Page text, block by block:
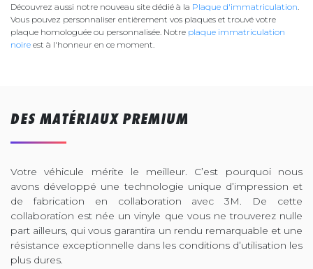
Découvrez aussi notre nouveau site dédié à la Plaque d'immatriculation.
Vous pouvez personnaliser entièrement vos plaques et trouvé votre
plaque homologuée ou personnalisée. Notre plaque immatriculation
noire est à l'honneur en ce moment.
DES MATÉRIAUX PREMIUM
Votre véhicule mérite le meilleur. C’est pourquoi nous
avons développé une technologie unique d’impression et
de fabrication en collaboration avec 3M. De cette
collaboration est née un vinyle que vous ne trouverez nulle
part ailleurs, qui vous garantira un rendu remarquable et une
résistance exceptionnelle dans les conditions d’utilisation les
plus dures.